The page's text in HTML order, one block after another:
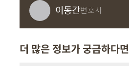
이동간변호사
더 많은 정보가 궁금하다면